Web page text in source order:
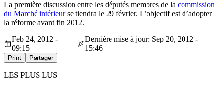
La première discussion entre les députés membres de la commission
du Marché intérieurse tiendra le 29 février. L’objectif est d’adopter
la réforme avant fin 2012.
Feb 24, 2012 -
09:15
Dernière mise à jour: Sep 20, 2012 -
15:46
Print Partager
LES PLUS LUS